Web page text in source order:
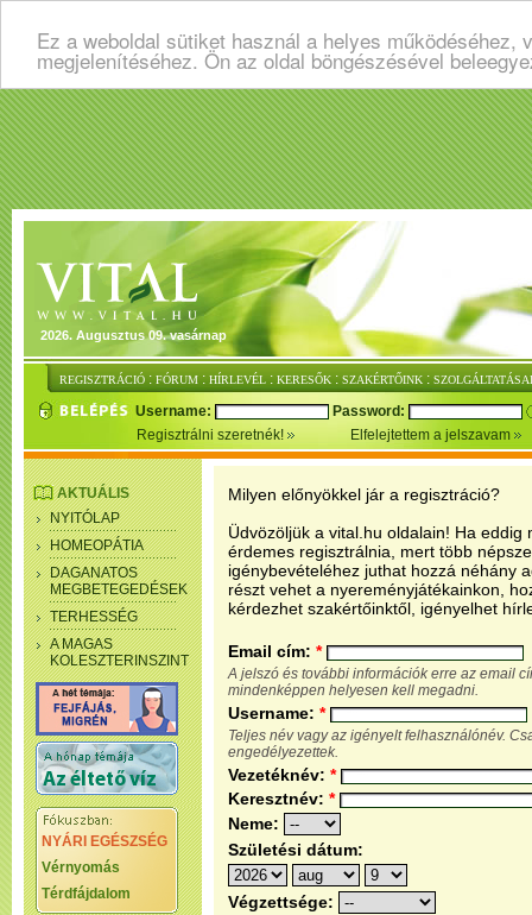
Ez a weboldal sütiket használ a helyes
megjelenítéséhez. Ön az oldal böngészésével
2026. Augusztus 09. vasárnap
REGISZTRÁCIÓ : FÓRUM : HÍRLEVÉL : KERESŐK : SZAKÉRTŐINK :
Username:
Password:
Regisztrálni szeretnék!
Elfelejtettem a jelszavam
AKTUÁLIS
NYITÓLAP
HOMEOPÁTIA
DAGANATOS
MEGBETEGEDÉSEK
TERHESSÉG
A MAGAS
KOLESZTERINSZINT
NYÁRI EGÉSZSÉG
Vérnyomás
Térdfájdalom
Milyen előnyökkel jár a regisztráció?
Üdvözöljük a vital.hu oldalain! Ha eddig
érdemes regisztrálnia, mert több
igénybevételéhez juthat hozzá néhány
részt vehet a nyereményjátékainkon,
kérdezhet szakértőinktől, igényelhet
Email cím: *
A jelszó és további információk erre az email
mindenképpen helyesen kell megadni.
Username: *
Teljes név vagy az igényelt felhasználónév.
engedélyezettek.
Vezetéknév: *
Keresztnév: *
Neme:
Születési dátum:
Végzettsége: